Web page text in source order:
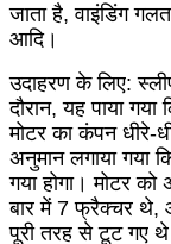
जाता है, वाइंडिंग
आदि।
उदाहरण के लिए:
दौरान, यह पाया
मोटर का कंपन धीरे-
अनुमान लगाया गया
गया होगा। मोटर
बार में 7 फ्रैक्चर थे,
पूरी तरह से टूट गए